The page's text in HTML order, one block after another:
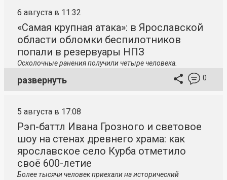
6 августа в 11:32
«Самая крупная атака»: в Ярославской
области обломки беспилотников
попали в резервуары НПЗ
Осколочные ранения получили четыре человека.
развернуть 0
5 августа в 17:08
Рэп-баттл Ивана Грозного и световое
шоу на стенах древнего храма: как
ярославское село Курба отметило
своё 600-летие
Более тысячи человек приехали на исторический